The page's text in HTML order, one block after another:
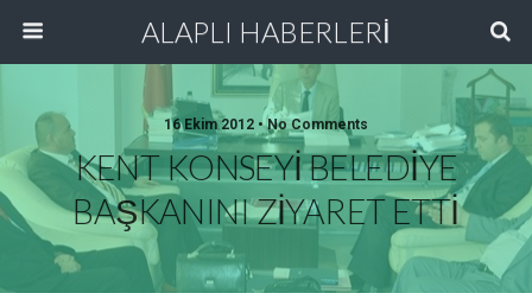
ALAPLI HABERLERİ
16 Ekim 2012 • No Comments
KENT KONSEYİ BELEDİYE
BAŞKANINI ZİYARET ETTİ